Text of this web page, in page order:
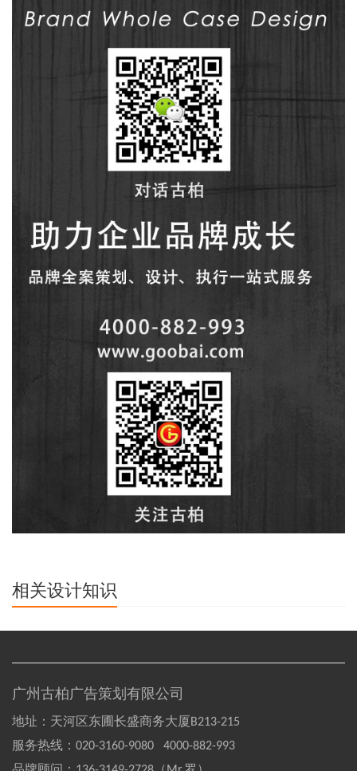
相关设计知识
广州古柏广告策划有限公司
地址：天河区东圃长盛商务大厦B213-215
服务热线： 020-3160-9080 4000-882-993